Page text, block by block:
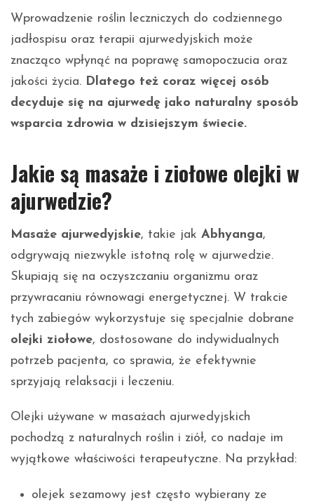
Wprowadzenie roślin leczniczych do codziennego
jadłospisu oraz terapii ajurwedyjskich może
znacząco wpłynąć na poprawę samopoczucia oraz
jakości życia. Dlatego też coraz więcej osób
decyduje się na ajurwedę jako naturalny sposób
wsparcia zdrowia w dzisiejszym świecie.
Jakie są masaże i ziołowe olejki w
ajurwedzie?
Masaże ajurwedyjskie, takie jak Abhyanga,
odgrywają niezwykle istotną rolę w ajurwedzie.
Skupiają się na oczyszczaniu organizmu oraz
przywracaniu równowagi energetycznej. W trakcie
tych zabiegów wykorzystuje się specjalnie dobrane
olejki ziołowe, dostosowane do indywidualnych
potrzeb pacjenta, co sprawia, że efektywnie
sprzyjają relaksacji i leczeniu.
Olejki używane w masażach ajurwedyjskich
pochodzą z naturalnych roślin i ziół, co nadaje im
wyjątkowe właściwości terapeutyczne. Na przykład:
olejek sezamowy jest często wybierany ze